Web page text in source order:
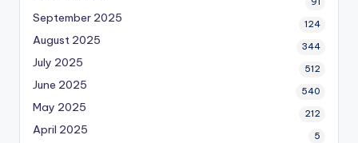
September 2025 124
August 2025 344
July 2025 512
June 2025 540
May 2025 212
April 2025 5